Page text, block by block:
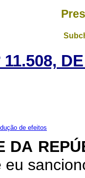
11.508,
de efeitos
DA
eu